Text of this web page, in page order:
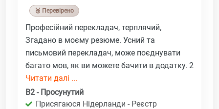
🥉 Перевірено
Професійний перекладач, терплячий,
Згадано в моєму резюме. Усний та
письмовий перекладач, може поєднувати
багато мов, як ви можете бачити в додатку. 2
Читати далі ...
B2 - Просунутий
Присягаюся Нідерланди - Реєстр